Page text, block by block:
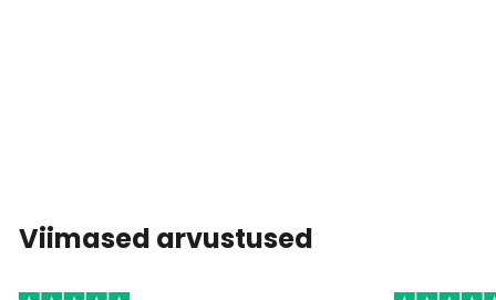
Viimased arvustused